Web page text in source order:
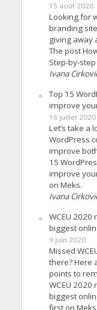
15 août 2020
Looking for
branding
giving away
The post
Step-by-
Ivana
Top 15
improve
16 juillet 2020
Let’s take a
WordPress
improve
15
improve
on Meks.
Ivana
WCEU 2020
biggest
9 juin 2020
Missed
there? Here
points to
WCEU 2020
biggest
first on Meks.